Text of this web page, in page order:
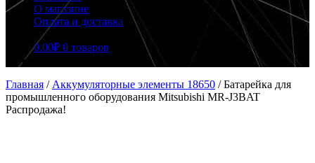
О магазине
Оплата и доставка
0.00₽ 0 товаров
Главная / Аккумуляторные элементы 18650 /Батарейка для
промышленного оборудования Mitsubishi MR-J3BAT
Распродажа!